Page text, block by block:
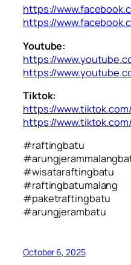
https://
https://
Youtube:
https://
https://
Tiktok:
https://
https://
#raftingbatu
#wisataraftingbatu
#raftingbatumalang
#paketraftingbatu
#arungjerambatu
October 6, 2025